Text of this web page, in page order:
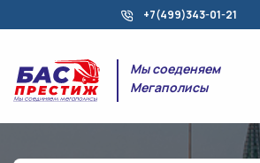
+7(499)343-01-21
Мы соеденяем
Мегаполисы